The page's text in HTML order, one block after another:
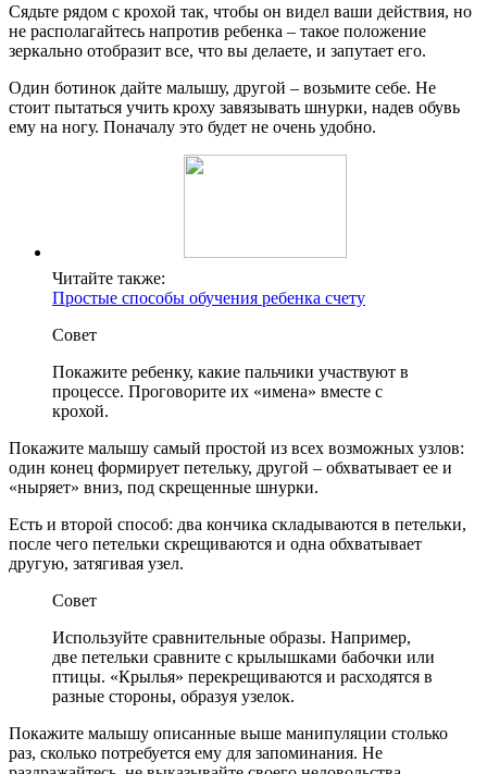
Сядьте рядом с крохой так, чтобы он видел ваши действия, но
не располагайтесь напротив ребенка – такое положение
зеркально отобразит все, что вы делаете, и запутает его.
Один ботинок дайте малышу, другой – возьмите себе. Не
стоит пытаться учить кроху завязывать шнурки, надев обувь
ему на ногу. Поначалу это будет не очень удобно.
Читайте также:
Простые способы обучения ребенка счету
Совет
Покажите ребенку, какие пальчики участвуют в
процессе. Проговорите их «имена» вместе с
крохой.
Покажите малышу самый простой из всех возможных узлов:
один конец формирует петельку, другой – обхватывает ее и
«ныряет» вниз, под скрещенные шнурки.
Есть и второй способ: два кончика складываются в петельки,
после чего петельки скрещиваются и одна обхватывает
другую, затягивая узел.
Совет
Используйте сравнительные образы. Например,
две петельки сравните с крылышками бабочки или
птицы. «Крылья» перекрещиваются и расходятся в
разные стороны, образуя узелок.
Покажите малышу описанные выше манипуляции столько
раз, сколько потребуется ему для запоминания. Не